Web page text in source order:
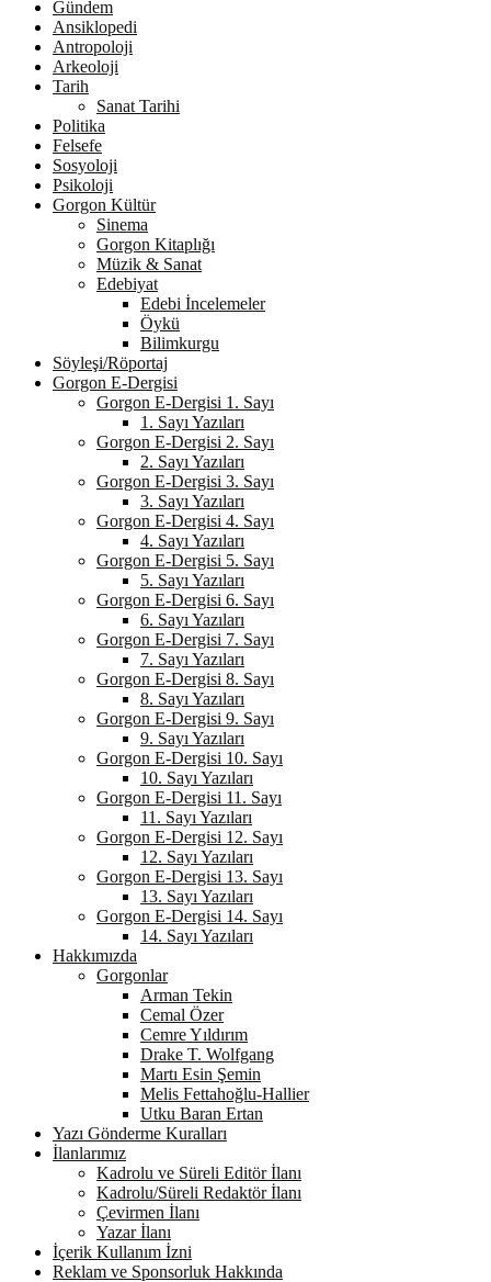
Gündem
Ansiklopedi
Antropoloji
Arkeoloji
Tarih
Sanat Tarihi
Politika
Felsefe
Sosyoloji
Psikoloji
Gorgon Kültür
Sinema
Gorgon Kitaplığı
Müzik & Sanat
Edebiyat
Edebi İncelemeler
Öykü
Bilimkurgu
Söyleşi/Röportaj
Gorgon E-Dergisi
Gorgon E-Dergisi 1. Sayı
1. Sayı Yazıları
Gorgon E-Dergisi 2. Sayı
2. Sayı Yazıları
Gorgon E-Dergisi 3. Sayı
3. Sayı Yazıları
Gorgon E-Dergisi 4. Sayı
4. Sayı Yazıları
Gorgon E-Dergisi 5. Sayı
5. Sayı Yazıları
Gorgon E-Dergisi 6. Sayı
6. Sayı Yazıları
Gorgon E-Dergisi 7. Sayı
7. Sayı Yazıları
Gorgon E-Dergisi 8. Sayı
8. Sayı Yazıları
Gorgon E-Dergisi 9. Sayı
9. Sayı Yazıları
Gorgon E-Dergisi 10. Sayı
10. Sayı Yazıları
Gorgon E-Dergisi 11. Sayı
11. Sayı Yazıları
Gorgon E-Dergisi 12. Sayı
12. Sayı Yazıları
Gorgon E-Dergisi 13. Sayı
13. Sayı Yazıları
Gorgon E-Dergisi 14. Sayı
14. Sayı Yazıları
Hakkımızda
Gorgonlar
Arman Tekin
Cemal Özer
Cemre Yıldırım
Drake T. Wolfgang
Martı Esin Şemin
Melis Fettahoğlu-Hallier
Utku Baran Ertan
Yazı Gönderme Kuralları
İlanlarımız
Kadrolu ve Süreli Editör İlanı
Kadrolu/Süreli Redaktör İlanı
Çevirmen İlanı
Yazar İlanı
İçerik Kullanım İzni
Reklam ve Sponsorluk Hakkında